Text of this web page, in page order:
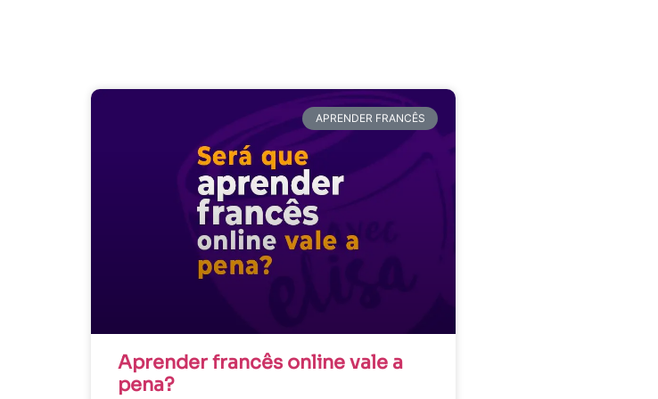
APRENDER FRANCÊS
Aprender francês online vale a
pena?